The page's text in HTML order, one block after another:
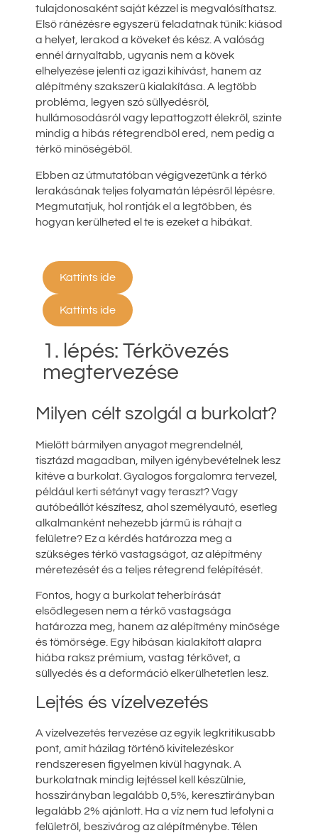
tulajdonosaként saját kézzel is megvalósíthatsz.
Első ránézésre egyszerű feladatnak tűnik: kiásod
a helyet, lerakod a köveket és kész. A valóság
ennél árnyaltabb, ugyanis nem a kövek
elhelyezése jelenti az igazi kihívást, hanem az
alépítmény szakszerű kialakítása. A legtöbb
probléma, legyen szó süllyedésről,
hullámosodásról vagy lepattogzott élekről, szinte
mindig a hibás rétegrendből ered, nem pedig a
térkő minőségéből.
Ebben az útmutatóban végigvezetünk a térkő
lerakásának teljes folyamatán lépésről lépésre.
Megmutatjuk, hol rontják el a legtöbben, és
hogyan kerülheted el te is ezeket a hibákat.
Kattints ide
Kattints ide
1. lépés: Térkövezés
megtervezése
Milyen célt szolgál a burkolat?
Mielőtt bármilyen anyagot megrendelnél,
tisztázd magadban, milyen igénybevételnek lesz
kitéve a burkolat. Gyalogos forgalomra tervezel,
például kerti sétányt vagy teraszt? Vagy
autóbeállót készítesz, ahol személyautó, esetleg
alkalmanként nehezebb jármű is ráhajt a
felületre? Ez a kérdés határozza meg a
szükséges térkő vastagságot, az alépítmény
méretezését és a teljes rétegrend felépítését.
Fontos, hogy a burkolat teherbírását
elsődlegesen nem a térkő vastagsága
határozza meg, hanem az alépítmény minősége
és tömörsége. Egy hibásan kialakított alapra
hiába raksz prémium, vastag térkövet, a
süllyedés és a deformáció elkerülhetetlen lesz.
Lejtés és vízelvezetés
A vízelvezetés tervezése az egyik legkritikusabb
pont, amit házilag történő kivitelezéskor
rendszeresen figyelmen kívül hagynak. A
burkolatnak mindig lejtéssel kell készülnie,
hosszirányban legalább 0,5%, keresztirányban
legalább 2% ajánlott. Ha a víz nem tud lefolyni a
felületről, beszivárog az alépítménybe. Télen